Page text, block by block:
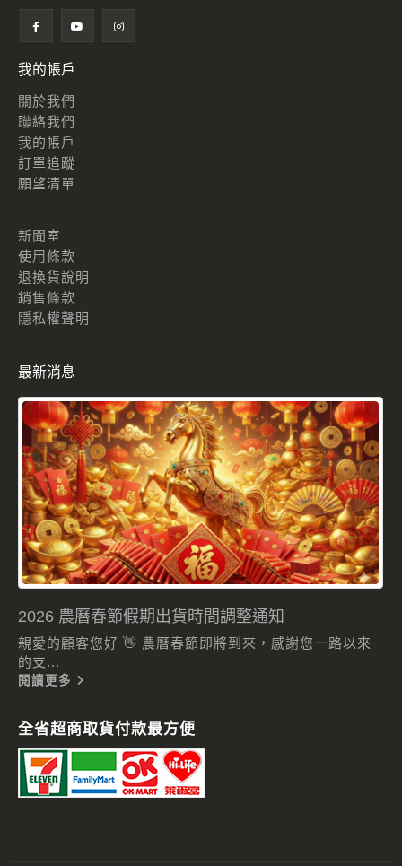
我的帳戶
關於我們
聯絡我們
我的帳戶
訂單追蹤
願望清單
新聞室
使用條款
退換貨說明
銷售條款
隱私權聲明
最新消息
2026 農曆春節假期出貨時間調整通知
親愛的顧客您好 👋 農曆春節即將到來，感謝您一路以來
的支...
閱讀更多
全省超商取貨付款最方便